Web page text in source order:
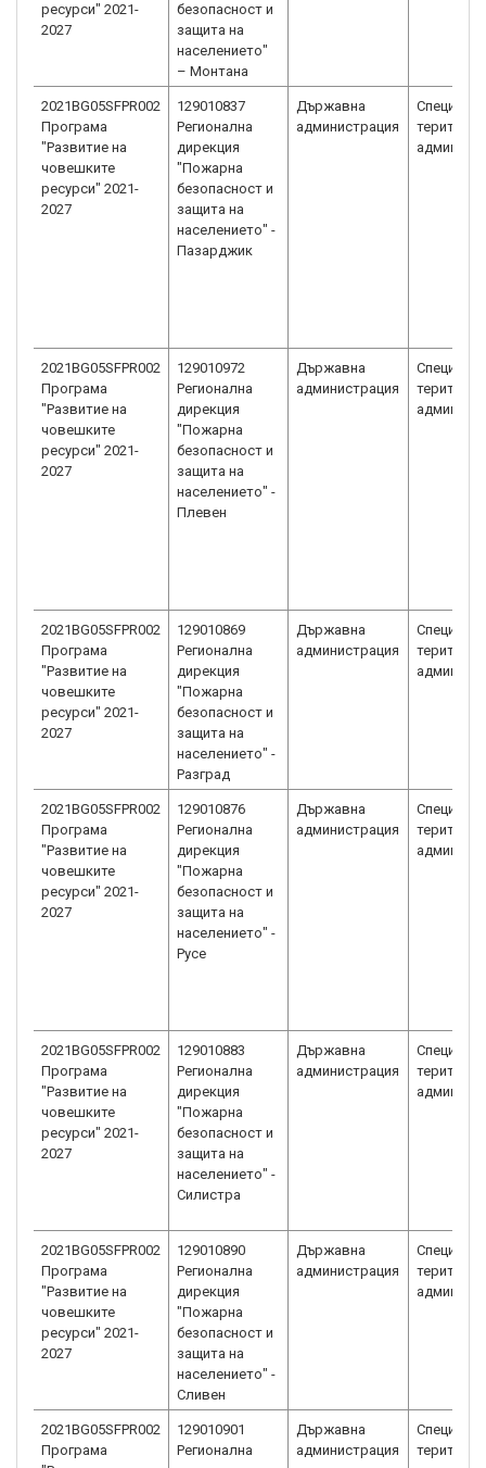
ресурси" 2021-
2027
безопасност и
защита на
населението"
– Монтана
2021BG05SFPR002
Програма
"Развитие на
човешките
ресурси" 2021-
2027
129010837
Регионална
дирекция
"Пожарна
безопасност и
защита на
населението" -
Пазарджик
Държавна
администрация
2021BG05SFPR002
Програма
"Развитие на
човешките
ресурси" 2021-
2027
129010972
Регионална
дирекция
"Пожарна
безопасност и
защита на
населението" -
Плевен
Държавна
администрация
2021BG05SFPR002
Програма
"Развитие на
човешките
ресурси" 2021-
2027
129010869
Регионална
дирекция
"Пожарна
безопасност и
защита на
населението" -
Разград
Държавна
администрация
2021BG05SFPR002
Програма
"Развитие на
човешките
ресурси" 2021-
2027
129010876
Регионална
дирекция
"Пожарна
безопасност и
защита на
населението" -
Русе
Държавна
администрация
2021BG05SFPR002
Програма
"Развитие на
човешките
ресурси" 2021-
2027
129010883
Регионална
дирекция
"Пожарна
безопасност и
защита на
населението" -
Силистра
Държавна
администрация
2021BG05SFPR002
Програма
"Развитие на
човешките
ресурси" 2021-
2027
129010890
Регионална
дирекция
"Пожарна
безопасност и
защита на
населението" -
Сливен
Държавна
администрация
2021BG05SFPR002
Програма
129010901
Регионална
Държавна
администрация